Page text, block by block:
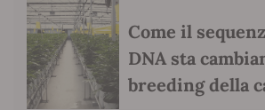
Come il
DNA sta
breeding della